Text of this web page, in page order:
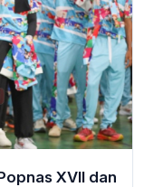
XVII dan